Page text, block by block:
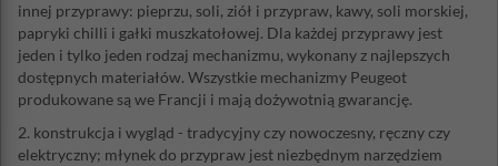
innej przyprawy: pieprzu, soli, ziół i przypraw, kawy, soli morskiej,
papryki chilli i gałki muszkatołowej. Dla każdej przyprawy jest
jeden i tylko jeden rodzaj mechanizmu, wykonany z najlepszych
dostępnych materiałów. Wszystkie mechanizmy Peugeot
produkowane są we Francji i mają dożywotnią gwarancję.
2. konstrukcja i wygląd - tradycyjny czy nowoczesny, ręczny czy
elektryczny; młynek do przypraw jest niezbędnym narzędziem